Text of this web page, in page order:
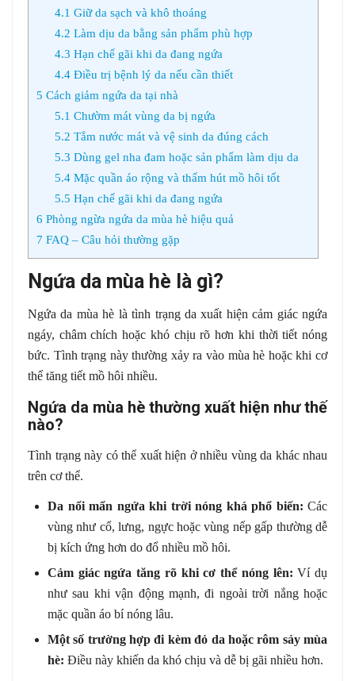
4.1 Giữ da sạch và khô thoáng
4.2 Làm dịu da bằng sản phẩm phù hợp
4.3 Hạn chế gãi khi da đang ngứa
4.4Điều trị bệnh lý da nếu cần thiết
5 Cách giảm ngứa da tại nhà
5.1 Chườm mát vùng da bị ngứa
5.2 Tắm nước mát và vệ sinh da đúng cách
5.3 Dùng gel nha đam hoặc sản phẩm làm dịu da
5.4Mặc quần áo rộng và thấm hút mồ hôi tốt
5.5 Hạn chế gãi khi da đang ngứa
6 Phòng ngừa ngứa da mùa hè hiệu quả
7 FAQ – Câu hỏi thường gặp
Ngứa da mùa hè là gì?
Ngứa da mùa hè là tình trạng da xuất hiện cảm giác ngứa
ngáy, châm chích hoặc khó chịu rõ hơn khi thời tiết nóng
bức. Tình trạng này thường xảy ra vào mùa hè hoặc khi cơ
thể tăng tiết mồ hôi nhiều.
Ngứa da mùa hè thường xuất hiện như thế
nào?
Tình trạng này có thể xuất hiện ở nhiều vùng da khác nhau
trên cơ thể.
Da nổi mẩn ngứa khi trời nóng khá phổ biến: Các
vùng như cổ, lưng, ngực hoặc vùng nếp gấp thường dễ
bị kích ứng hơn do đổ nhiều mồ hôi.
Cảm giác ngứa tăng rõ khi cơ thể nóng lên: Ví dụ
như sau khi vận động mạnh, đi ngoài trời nắng hoặc
mặc quần áo bí nóng lâu.
Một số trường hợp đi kèm đỏ da hoặc rôm sảy mùa
hè: Điều này khiến da khó chịu và dễ bị gãi nhiều hơn.